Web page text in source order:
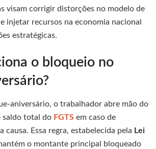
visam corrigir distorções no modelo de
injetar recursos na economia nacional
estratégicas.
o bloqueio no
aniversário, o trabalhador abre mão do
total do FGTS em caso de
causa. Essa regra, estabelecida pela Lei
o montante principal bloqueado